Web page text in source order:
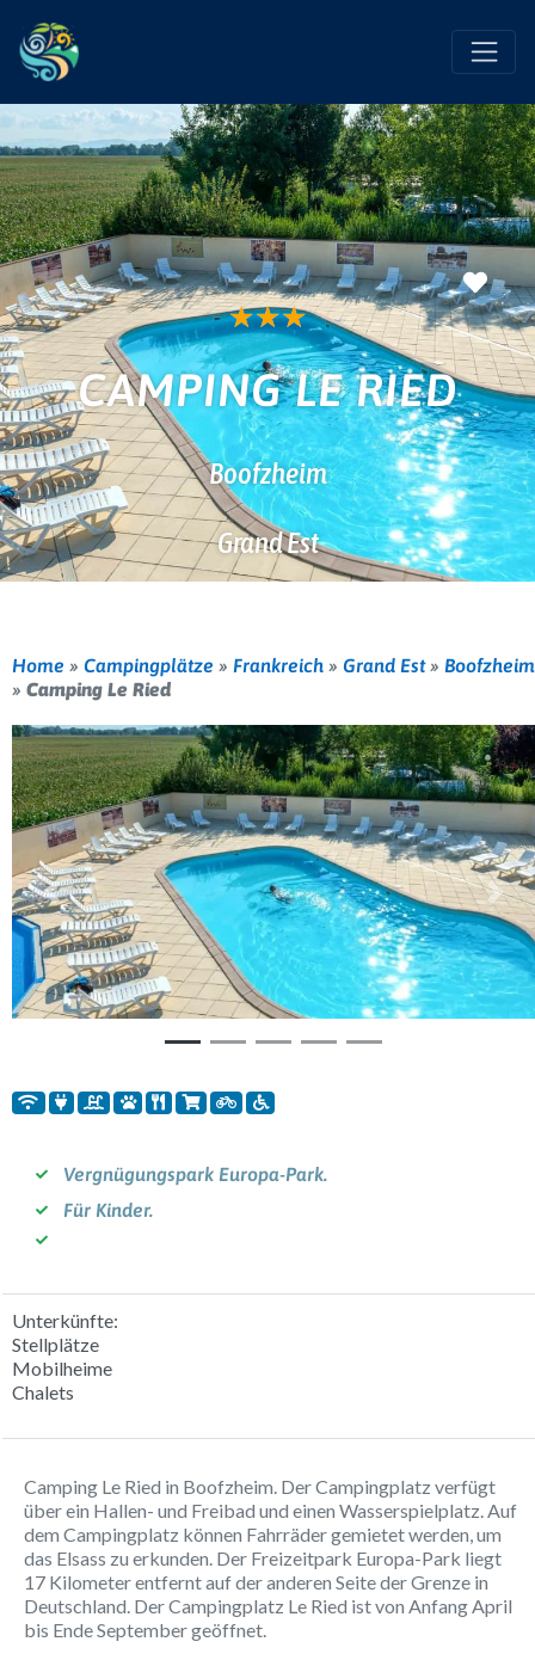
★★★
CAMPING LE RIED
Boofzheim
Grand Est
Home » Campingplätze » Frankreich » Grand Est» Boofzheim
» Camping Le Ried
Vorherige
Vergnügungspark Europa-Park.
Für Kinder.
Unterkünfte:
Stellplätze
Mobilheime
Chalets
Camping Le Ried in Boofzheim. Der Campingplatz verfügt
über ein Hallen- und Freibad und einen Wasserspielplatz. Auf
dem Campingplatz können Fahrräder gemietet werden, um
das Elsass zu erkunden. Der Freizeitpark Europa-Park liegt
17 Kilometer entfernt auf der anderen Seite der Grenze in
Deutschland. Der Campingplatz Le Ried ist von Anfang April
bis Ende September geöffnet.